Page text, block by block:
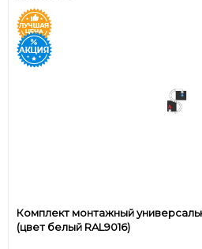
Комплект монтажный
(цвет белый RAL9016)